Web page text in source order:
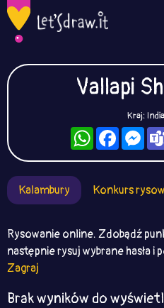
Vallapi
Kraj: India
WhatsApp
Kalambury Konkurs
Rysowanie online. Zdobądź
następnie rysuj wybrane hasła i
Zagraj
Brak wyników do